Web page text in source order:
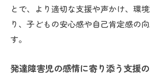
とで、より適切な支援や声かけ、環
り、子どもの安心感や自己肯定感の
す。
発達障害児の感情に寄り添う支援